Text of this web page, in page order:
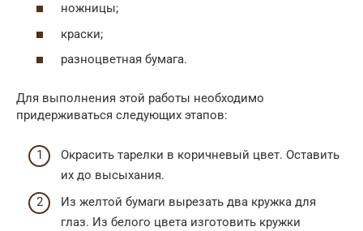
ножницы;
краски;
разноцветная бумага.
Для выполнения этой работы необходимо
придерживаться следующих этапов:
Окрасить тарелки в коричневый цвет. Оставить
их до высыхания.
Из желтой бумаги вырезать два кружка для
глаз. Из белого цвета изготовить кружки